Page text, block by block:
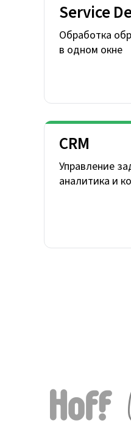
Service
Обработка
в одном окне
CRM
Управление
аналитика и